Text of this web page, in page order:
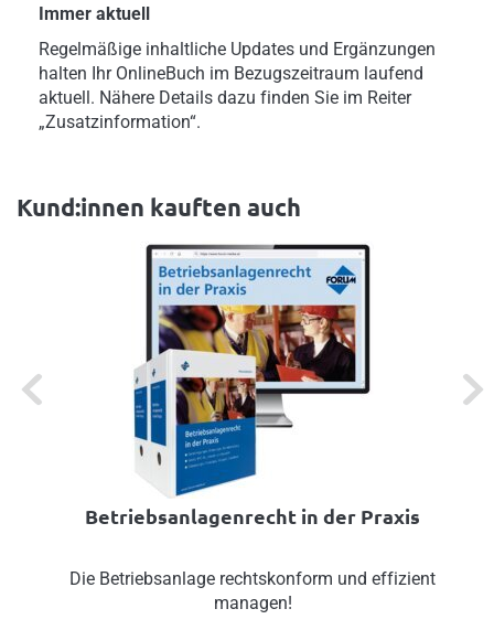
Immer aktuell
Regelmäßige inhaltliche Updates und Ergänzungen
halten Ihr OnlineBuch im Bezugszeitraum laufend
aktuell. Nähere Details dazu finden Sie im Reiter
„Zusatzinformation“.
Kund:innen kauften auch
Previous Next
Betriebsanlagenrecht in der Praxis
Die Betriebsanlage rechtskonform und effizient
managen!